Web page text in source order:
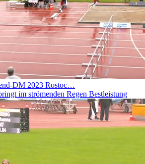
DM 2023 Rostoc…
im strömenden Regen Bestleistung